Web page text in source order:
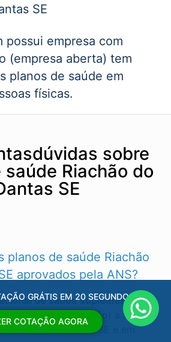
SE
possui empresa com
(empresa aberta) tem
planos de saúde em
físicas.
sobre
saúde Riachão do
SE
planos de saúde Riachão
aprovados pela ANS?
de saúde suplementar)é
(autorizas ou não) a venda
Riachão do Dantas SE​ e em
GRÁTIS EM 20 SEGUNDOS
COTAÇÃO AGORA